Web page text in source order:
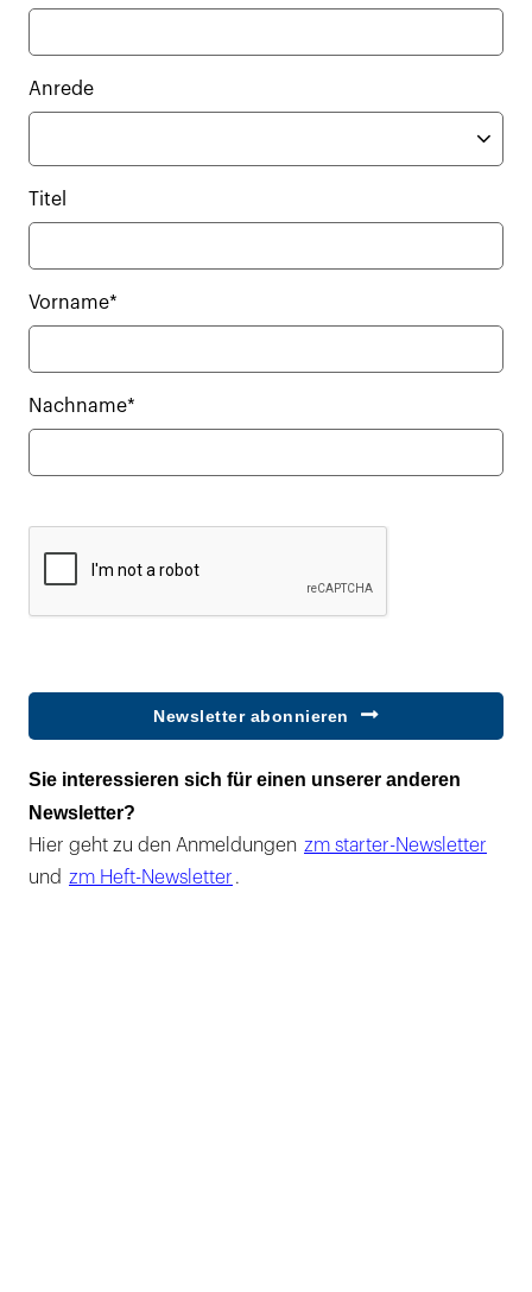
Anrede
Titel
Vorname*
Nachname*
Newsletter abonnieren
Sie interessieren sich für einen unserer anderen
Newsletter?
Hier geht zu den Anmeldungen zm starter-Newsletter
und zm Heft-Newsletter .